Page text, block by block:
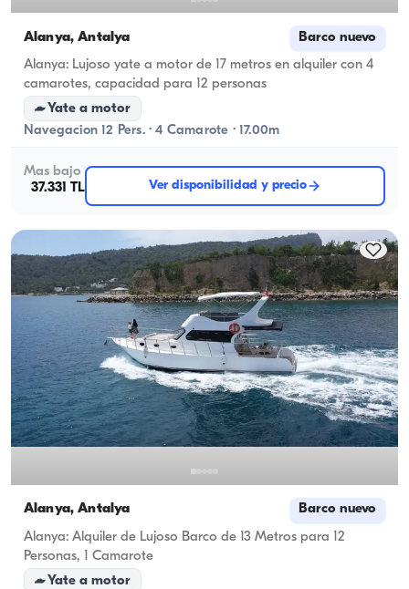
Alanya, Antalya Barco nuevo
Alanya: Lujoso yate a motor de 17 metros en alquiler con 4
camarotes, capacidad para 12 personas
Yate a motor
Navegacion 12 Pers. · 4 Camarote · 17.00m
Mas bajo
37.331 TL
Ver disponibilidad y precio
Alanya, Antalya Barco nuevo
Alanya: Alquiler de Lujoso Barco de 13 Metros para 12
Personas, 1 Camarote
Yate a motor